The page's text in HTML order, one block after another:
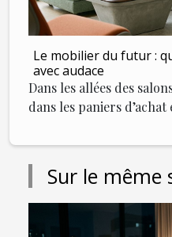
Le mobilier du futur :
avec audace
Dans les allées des
dans les paniers
Sur le même